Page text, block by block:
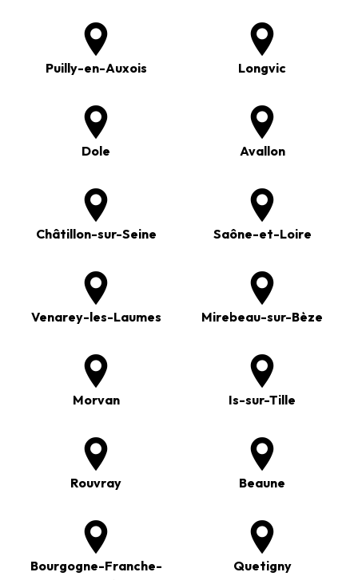
Puilly-en-Auxois Longvic
Dole Avallon
Châtillon-sur-Seine Saône-et-Loire
Venarey-les-Laumes Mirebeau-sur-Bèze
Morvan Is-sur-Tille
Rouvray Beaune
Bourgogne-Franche-
Quetigny